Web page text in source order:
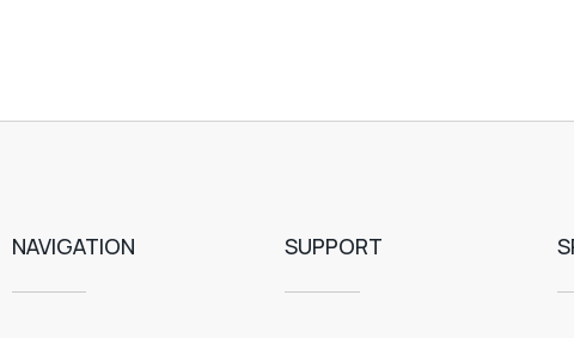
NAVIGATION SUPPORT